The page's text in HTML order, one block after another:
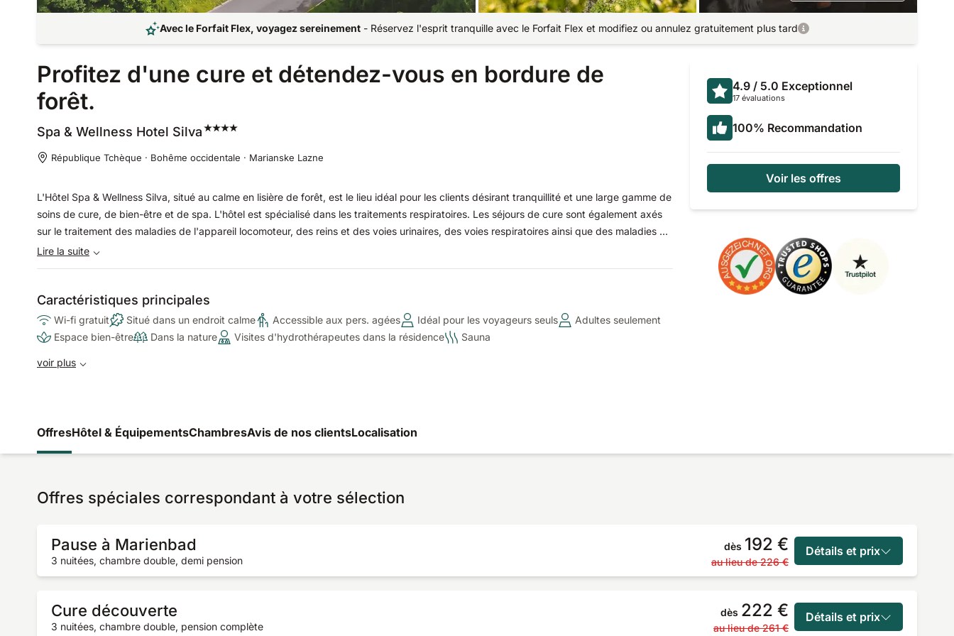
Avec le Forfait Flex, voyagez sereinement- Réservez l'esprit tranquille avec le Forfait Flex et modifiez ou annulez gratuitement plus tard
Profitez d'une cure et détendez-vous en bordure de
forêt.
Spa & Wellness Hotel Silva
République Tchèque · Bohême occidentale · Marianske Lazne
4.9 / 5.0 Exceptionnel
17 évaluations
100% Recommandation
Voir les offres
L'Hôtel Spa & Wellness Silva, situé au calme en lisière de forêt, est le lieu idéal pour les clients désirant tranquillité et une large gamme de
soins de cure, de bien-être et de spa. L'hôtel est spécialisé dans les traitements respiratoires. Les séjours de cure sont également axés
sur le traitement des maladies de l'appareil locomoteur, des reins et des voies urinaires, des voies respiratoires ainsi que des maladies du
tractus digestif et du métabolisme. De plus, l'hôtel SILVA propose également des programmes exploitant les ressources naturelles
Lire la suite
Caractéristiques principales
Wi-fi gratuit Situé dans un endroit calme Accessible aux pers. agées Idéal pour les voyageurs seuls
Adultes seulement
Espace bien-être
Dans la nature Visites d'hydrothérapeutes dans la résidence Sauna
voir plus
OffresHôtel & ÉquipementsChambresAvis de nos clientsLocalisation
Offres spéciales correspondant à votre sélection
Pause à Marienbad
3 nuitées, chambre double, demi pension
dès 192 €
au lieu de 226 €
Détails et prix
Cure découverte
3 nuitées, chambre double, pension complète
dès 222 €
au lieu de 261 €
Détails et prix